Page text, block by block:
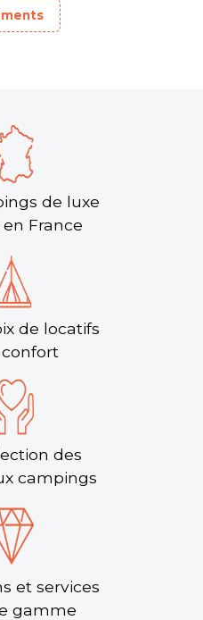
Rhône-Alpes
disponible
de luxe
France
de locatifs
des
campings
et services
gamme